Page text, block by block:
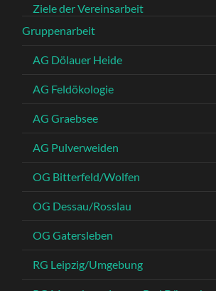
Ziele der Vereinsarbeit
Gruppenarbeit
AG Dölauer Heide
AG Feldökologie
AG Graebsee
AG Pulverweiden
OG Bitterfeld/Wolfen
OG Dessau/Rosslau
OG Gatersleben
RG Leipzig/Umgebung